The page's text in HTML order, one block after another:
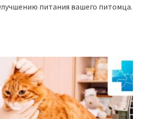
питания вашего питомца.